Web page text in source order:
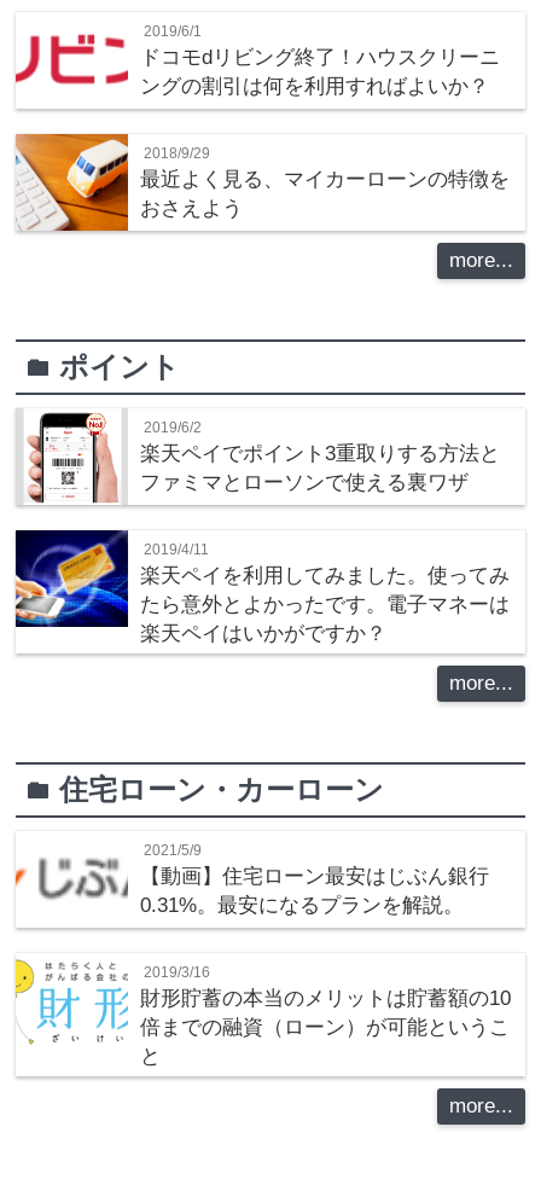
2019/6/1
ドコモdリビング終了！ハウスクリーニ
ングの割引は何を利用すればよいか？
2018/9/29
最近よく見る、マイカーローンの特徴を
おさえよう
more...
folderポイント
2019/6/2
楽天ペイでポイント3重取りする方法と
ファミマとローソンで使える裏ワザ
2019/4/11
楽天ペイを利用してみました。使ってみ
たら意外とよかったです。電子マネーは
楽天ペイはいかがですか？
more...
folder住宅ローン・カーローン
2021/5/9
【動画】住宅ローン最安はじぶん銀行
0.31%。最安になるプランを解説。
2019/3/16
財形貯蓄の本当のメリットは貯蓄額の10
倍までの融資（ローン）が可能というこ
と
more...